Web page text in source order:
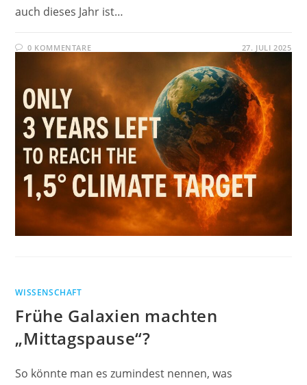
auch dieses Jahr ist…
0 KOMMENTARE 27. JULI 2025
WISSENSCHAFT
Frühe Galaxien machten
„Mittagspause“?
So könnte man es zumindest nennen, was